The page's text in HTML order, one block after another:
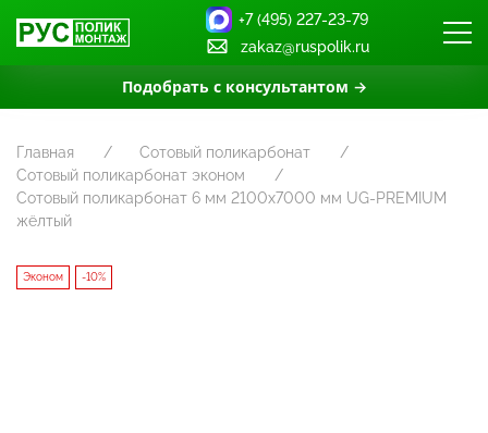
Подобрать с консультантом →
+7 (495) 227-23-79
zakaz@ruspolik.ru
Главная
Сотовый поликарбонат
Сотовый поликарбонат эконом
Сотовый поликарбонат 6 мм 2100х7000 мм UG-PREMIUM
жёлтый
Эконом -10%